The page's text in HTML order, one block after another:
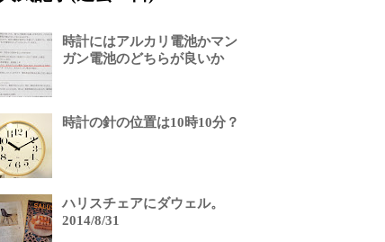
時計にはアルカリ電池かマン
ガン電池のどちらが良いか
時計の針の位置は10時10分？
ハリスチェアにダウェル。
2014/8/31